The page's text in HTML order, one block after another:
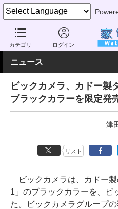
カテゴリ ログイン
家電 Watch 空調家電 暖房器具
ニュース
ビックカメラ、カドー製
ブラックカラーを限定発
津
リスト
ビックカメラは、カドー
1」のブラックカラーを、ビ
た。ビックカメラグループ